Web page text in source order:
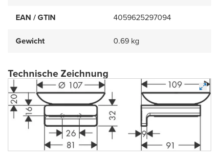
EAN / GTIN 4059625297094
Gewicht 0.69 kg
Technische Zeichnung